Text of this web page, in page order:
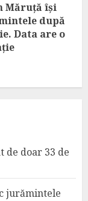
Măruță își
după
Data are o
de doar 33 de
jurămintele